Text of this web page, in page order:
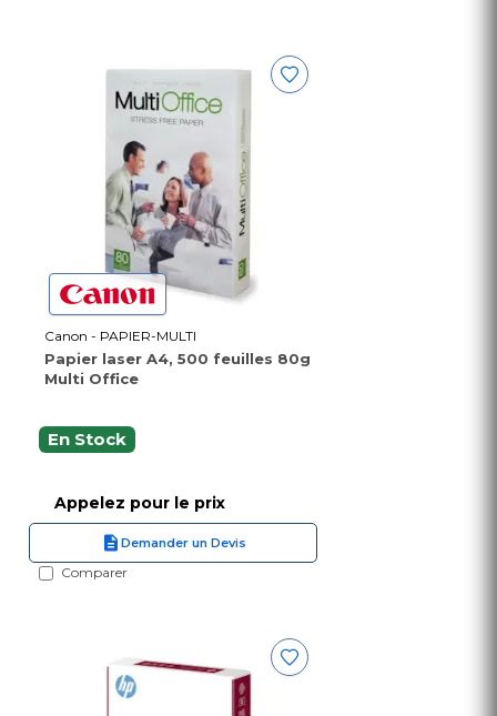
Canon - PAPIER-MULTI
Papier laser A4, 500 feuilles 80g
Multi Office
En Stock
Appelez pour le prix
Demander un Devis
Comparer